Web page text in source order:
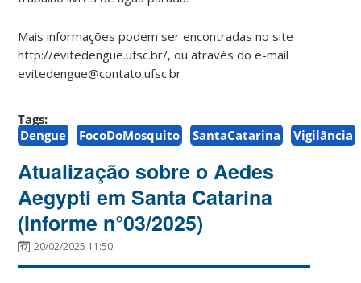
Mais informações podem ser encontradas no site
http://evitedengue.ufsc.br/, ou através do e-mail
evitedengue@contato.ufsc.br
Tags:
Dengue
FocoDoMosquito SantaCatarina Vigilância
Atualização sobre o Aedes
Aegypti em Santa Catarina
(Informe n°03/2025)
20/02/2025 11:50